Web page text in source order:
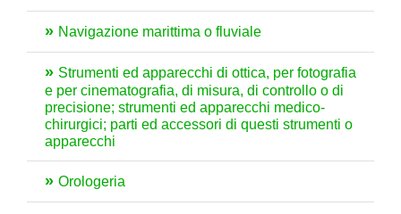
Navigazione marittima o fluviale
Strumenti ed apparecchi di ottica, per fotografia
e per cinematografia, di misura, di controllo o di
precisione; strumenti ed apparecchi medico-
chirurgici; parti ed accessori di questi strumenti o
apparecchi
Orologeria